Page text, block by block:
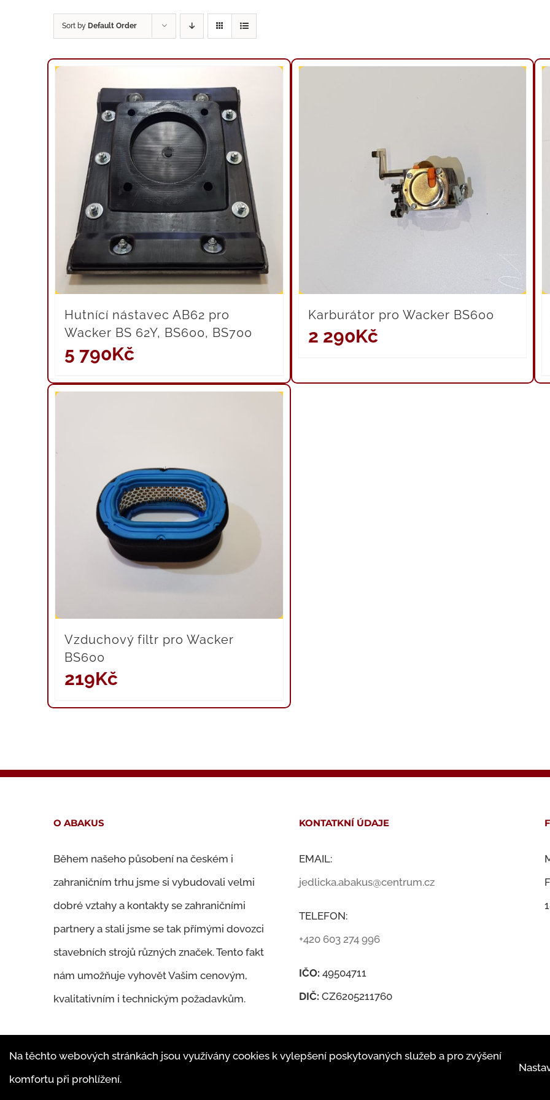
Sort by Default Order
Hutnící nástavec AB62 pro
Wacker BS 62Y, BS600, BS700
5 790Kč
Karburátor pro Wacker BS600
2 290Kč
Vzduchový filtr pro Wacker
BS600
219Kč
O ABAKUS
Během našeho působení na českém i
zahraničním trhu jsme si vybudovali velmi
dobré vztahy a kontakty se zahraničními
partnery a stali jsme se tak přímými dovozci
stavebních strojů různých značek. Tento fakt
nám umožňuje vyhovět Vašim cenovým,
kvalitativním i technickým požadavkům.
KONTATKNÍ ÚDAJE
EMAIL:
jedlicka.abakus@centrum.cz
TELEFON:
+420 603 274 996
IČO: 49504711
DIČ: CZ6205211760
Na těchto webových stránkách jsou využívány cookies k vylepšení poskytovaných služeb a pro zvýšení
komfortu při prohlížení.